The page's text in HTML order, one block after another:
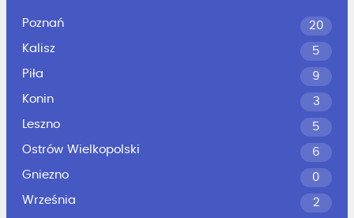
Poznań
20
Kalisz
5
Piła
9
Konin
3
Leszno
5
Ostrów Wielkopolski
6
Gniezno
0
Września
2